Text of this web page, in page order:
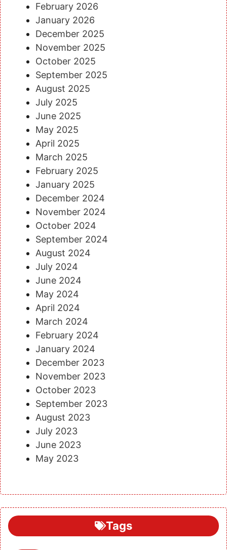
February 2026
January 2026
December 2025
November 2025
October 2025
September 2025
August 2025
July 2025
June 2025
May 2025
April 2025
March 2025
February 2025
January 2025
December 2024
November 2024
October 2024
September 2024
August 2024
July 2024
June 2024
May 2024
April 2024
March 2024
February 2024
January 2024
December 2023
November 2023
October 2023
September 2023
August 2023
July 2023
June 2023
May 2023
Tags